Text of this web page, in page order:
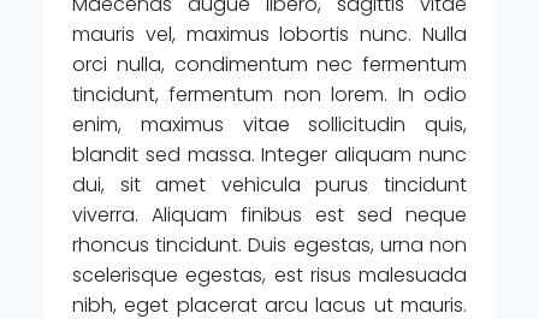
mauris vel, maximus lobortis nunc. Nulla
orci nulla, condimentum nec fermentum
tincidunt, fermentum non lorem. In odio
enim, maximus vitae sollicitudin quis,
blandit sed massa. Integer aliquam nunc
dui, sit amet vehicula purus tincidunt
viverra. Aliquam finibus est sed neque
rhoncus tincidunt. Duis egestas, urna non
scelerisque egestas, est risus malesuada
nibh, eget placerat arcu lacus ut mauris.